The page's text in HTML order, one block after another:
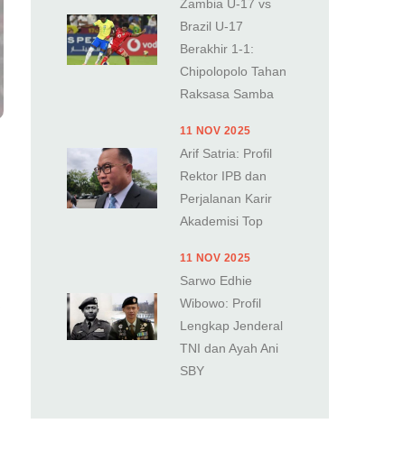
Zambia U-17 vs
Brazil U-17
Berakhir 1-1:
Chipolopolo Tahan
Raksasa Samba
11 NOV 2025
Arif Satria: Profil
Rektor IPB dan
Perjalanan Karir
Akademisi Top
11 NOV 2025
Sarwo Edhie
Wibowo: Profil
Lengkap Jenderal
TNI dan Ayah Ani
SBY